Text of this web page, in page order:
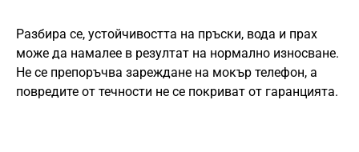
Разбира се, устойчивостта на пръски, вода и прах
може да намалее в резултат на нормално износване.
Не се препоръчва зареждане на мокър телефон, а
повредите от течности не се покриват от гаранцията.